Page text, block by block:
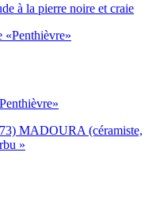
à la pierre noire et craie